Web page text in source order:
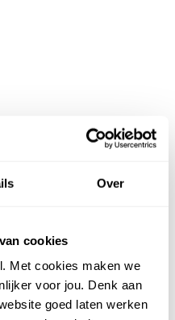
Over
cookies
Met cookies maken we
voor jou. Denk aan
goed laten werken